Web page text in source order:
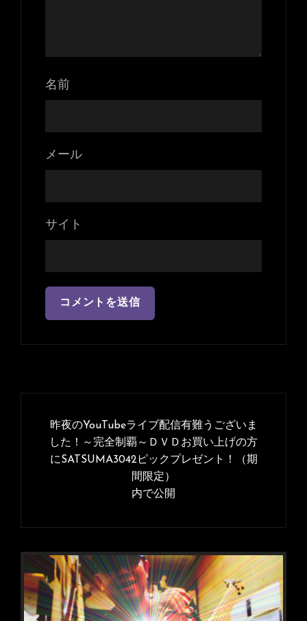
名前
メール
サイト
シ
ョ
ン
昨夜のYouTubeライブ配信有難うございま
した！～完全制覇～ＤＶＤお買い上げの方
にSATSUMA3042ピックプレゼント！（期
間限定）
内で公開